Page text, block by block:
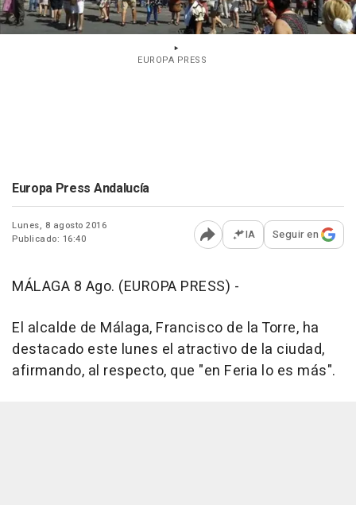
EUROPA PRESS
Europa Press Andalucía
Lunes, 8 agosto 2016
Publicado: 16:40
Abrir opciones para
IA Seguir en
MÁLAGA 8 Ago. (EUROPA PRESS) -
El alcalde de Málaga, Francisco de la Torre, ha
destacado este lunes el atractivo de la ciudad,
afirmando, al respecto, que "en Feria lo es más".